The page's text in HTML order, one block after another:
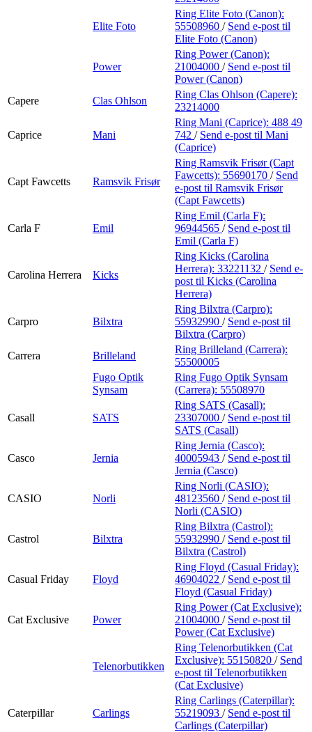
Elite Foto
Ring Elite Foto (Canon):
55508960 / Send e-post til
Elite Foto (Canon)
Power
Ring Power (Canon):
21004000 / Send e-post til
Power (Canon)
Capere
Clas Ohlson
Ring Clas Ohlson (Capere):
23214000
Caprice Mani
Ring Mani (Caprice): 488 49
742 / Send e-post til Mani
(Caprice)
Capt Fawcetts Ramsvik Frisør
Ring Ramsvik Frisør (Capt
Fawcetts): 55690170 / Send
e-post til Ramsvik Frisør
(Capt Fawcetts)
Carla F Emil
Ring Emil (Carla F):
96944565 / Send e-post til
Emil (Carla F)
Carolina Herrera Kicks
Ring Kicks (Carolina
Herrera): 33221132 / Send e-
post til Kicks (Carolina
Herrera)
Carpro Bilxtra
Ring Bilxtra (Carpro):
55932990 / Send e-post til
Bilxtra (Carpro)
Carrera
Brilleland
Ring Brilleland (Carrera):
55500005
Fugo Optik
Synsam
Ring Fugo Optik Synsam
(Carrera): 55508970
Casall SATS
Ring SATS (Casall):
23307000 / Send e-post til
SATS (Casall)
Casco Jernia
Ring Jernia (Casco):
40005943 / Send e-post til
Jernia (Casco)
CASIO Norli
Ring Norli (CASIO):
48123560 / Send e-post til
Norli (CASIO)
Castrol Bilxtra
Ring Bilxtra (Castrol):
55932990 / Send e-post til
Bilxtra (Castrol)
Casual Friday Floyd
Ring Floyd (Casual Friday):
46904022 / Send e-post til
Floyd (Casual Friday)
Cat Exclusive Power
Ring Power (Cat Exclusive):
21004000 / Send e-post til
Power (Cat Exclusive)
Telenorbutikken
Ring Telenorbutikken (Cat
Exclusive): 55150820 / Send
e-post til Telenorbutikken
(Cat Exclusive)
Caterpillar Carlings
Ring Carlings (Caterpillar):
55219093 / Send e-post til
Carlings (Caterpillar)